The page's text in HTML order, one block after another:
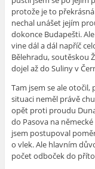
protože je to
nechal unášet jejím
dokonce Budapešti.
vine dál a dál napříč
Bělehradu, soutěskou
dojel až do Suliny v
Tam jsem se ale
situaci neměl právě
opět proti proudu
do Pasova na
jsem postupoval
o vlek. Ale hlavním
počet odboček do